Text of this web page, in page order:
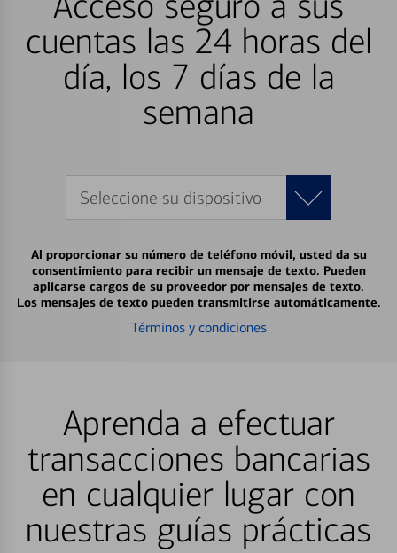
cuentas las 24 horas del
día, los 7 días de la
semana
Seleccione su dispositivo
Al proporcionar su número de teléfono móvil, usted da su
consentimiento para recibir un mensaje de texto. Pueden
aplicarse cargos de su proveedor por mensajes de texto.
Los mensajes de texto pueden transmitirse automáticamente.
Términos y condiciones
Aprenda a efectuar
transacciones bancarias
en cualquier lugar con
nuestras guías prácticas